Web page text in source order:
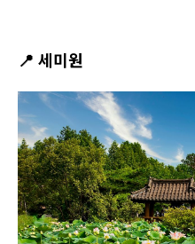
📍 세미원